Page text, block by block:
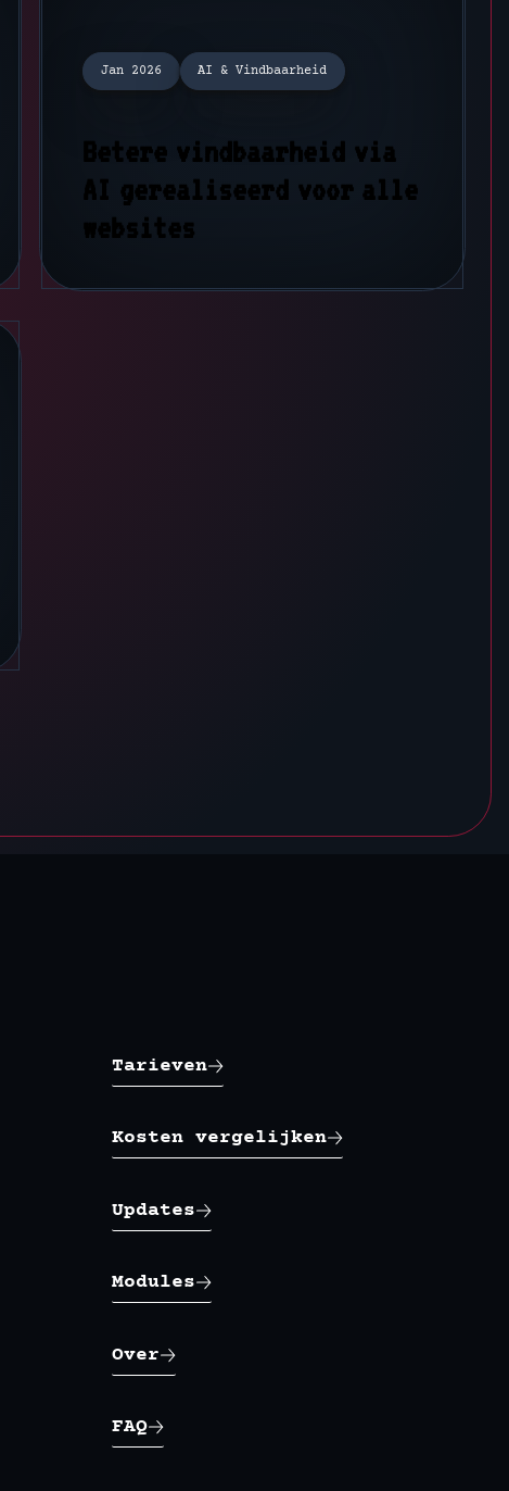
Jan 2026 AI & Vindbaarheid
Betere vindbaarheid via
AI gerealiseerd voor alle
websites
Tarieven
Kosten vergelijken
Updates
Modules
Over
FAQ